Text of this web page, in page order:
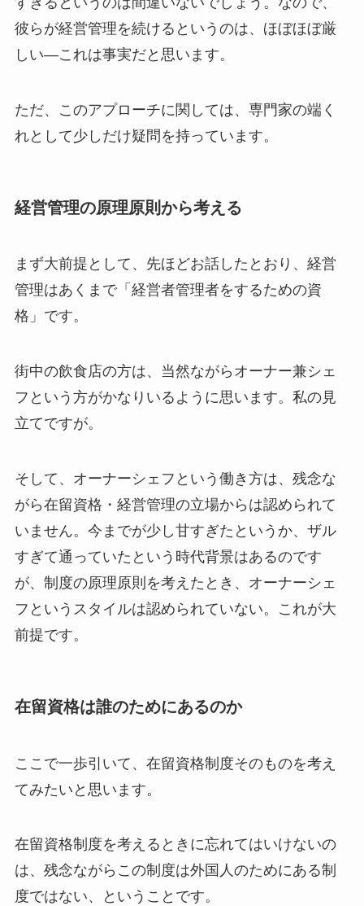
彼らが経営管理を続けるというのは、ほぼほぼ厳
しい—これは事実だと思います。
ただ、このアプローチに関しては、専門家の端く
れとして少しだけ疑問を持っています。
経営管理の原理原則から考える
まず大前提として、先ほどお話したとおり、経営
管理はあくまで「経営者管理者をするための資
格」です。
街中の飲食店の方は、当然ながらオーナー兼シェ
フという方がかなりいるように思います。私の見
立てですが。
そして、オーナーシェフという働き方は、残念な
がら在留資格・経営管理の立場からは認められて
いません。今までが少し甘すぎたというか、ザル
すぎて通っていたという時代背景はあるのです
が、制度の原理原則を考えたとき、オーナーシェ
フというスタイルは認められていない。これが大
前提です。
在留資格は誰のためにあるのか
ここで一歩引いて、在留資格制度そのものを考え
てみたいと思います。
在留資格制度を考えるときに忘れてはいけないの
は、残念ながらこの制度は外国人のためにある制
度ではない、ということです。